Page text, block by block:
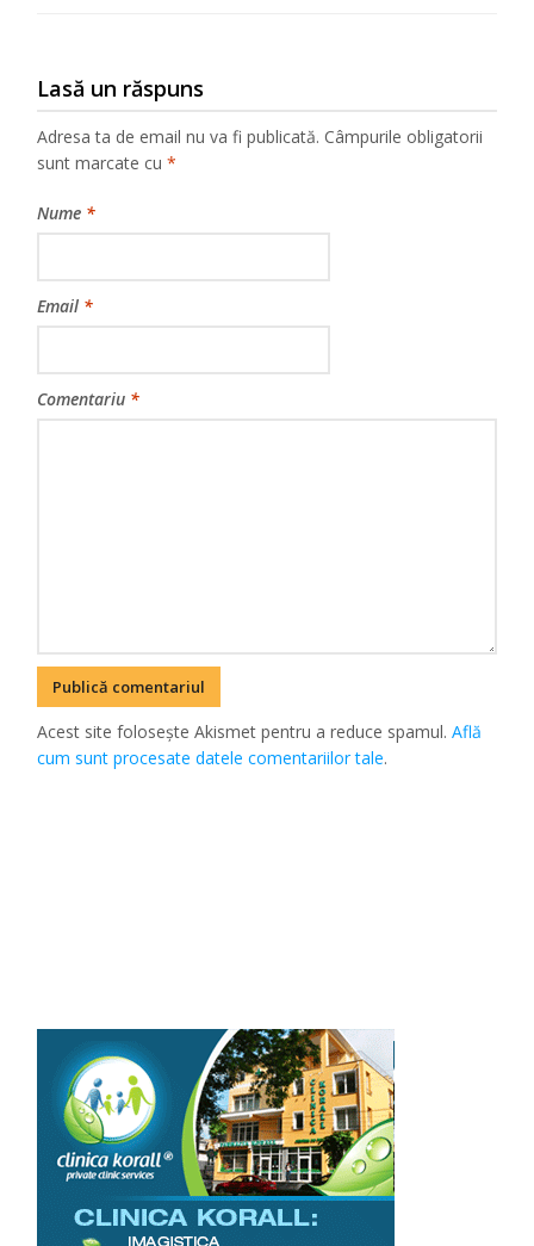
Lasă un răspuns
Adresa ta de email nu va fi publicată. Câmpurile obligatorii
sunt marcate cu*
Nume *
Email *
Comentariu *
Acest site folosește Akismet pentru a reduce spamul.Află
cum sunt procesate datele comentariilor tale.